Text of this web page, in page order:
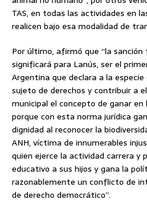
TAS, en todas las actividades en
realicen bajo esa modalidad de
Por último, afirmó que “la
significará para Lanús, ser el
Argentina que declara a la
sujeto de derechos y contribuir a
municipal el concepto de ganar en
porque con esta norma jurídica
dignidad al reconocer la
ANH, víctima de innumerables
quien ejerce la actividad carrera y
educativo a sus hijos y gana la
razonablemente un conflicto de
de derecho democrático”.